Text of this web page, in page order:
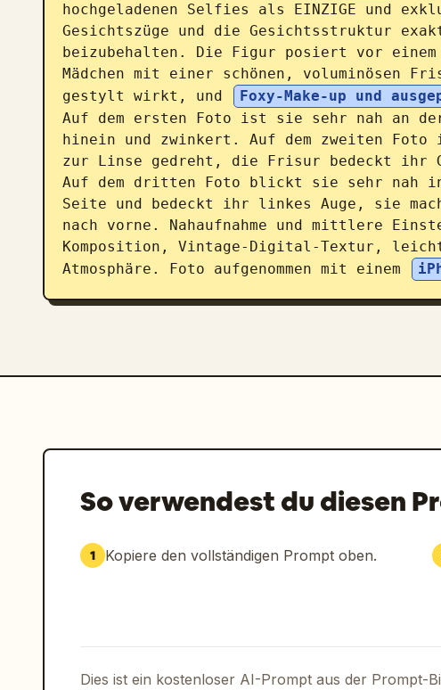
hochgeladenen Selfies als EINZIGE und
Gesichtszüge und die Gesichtsstruktur
beizubehalten. Die Figur posiert vor
Mädchen mit einer schönen, voluminösen
gestylt wirkt, und
Foxy-Make-up und
Auf dem ersten Foto ist sie sehr nah an
hinein und zwinkert. Auf dem zweiten
zur Linse gedreht, die Frisur bedeckt
Auf dem dritten Foto blickt sie sehr nah
Seite und bedeckt ihr linkes Auge, sie
nach vorne. Nahaufnahme und mittlere
Komposition, Vintage-Digital-Textur,
Atmosphäre. Foto aufgenommen mit einem
So verwendest du diesen
1 Kopiere den vollständigen Prompt oben.
Dies ist ein kostenloser AI-Prompt aus der Prompt-